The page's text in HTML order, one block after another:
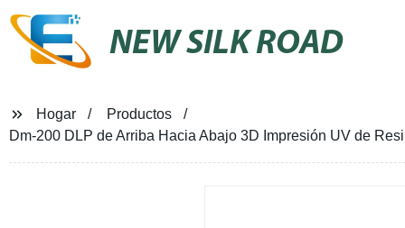
NEW SILK ROAD
Hogar
Productos
Dm-200 DLP de Arriba Hacia Abajo 3D Impresión UV de